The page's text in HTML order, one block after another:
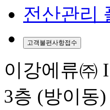
전산관리
고객불편사항접수
이강에류㈜
3층 (방이동